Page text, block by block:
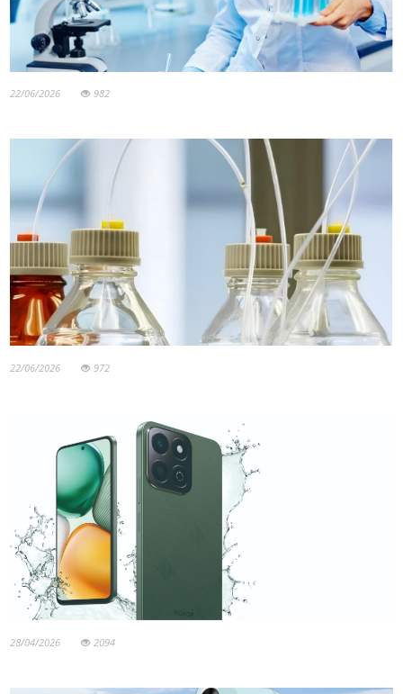
22/06/2026 982
22/06/2026 972
28/04/2026 2094